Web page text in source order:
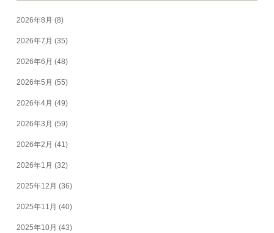
2026年8月 (8)
2026年7月 (35)
2026年6月 (48)
2026年5月 (55)
2026年4月 (49)
2026年3月 (59)
2026年2月 (41)
2026年1月 (32)
2025年12月 (36)
2025年11月 (40)
2025年10月 (43)